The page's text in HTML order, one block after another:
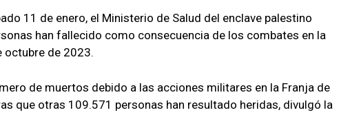
11 de enero, el Ministerio de Salud del enclave palestino
han fallecido como consecuencia de los combates en la
octubre de 2023.
de muertos debido a las acciones militares en la Franja de
que otras 109.571 personas han resultado heridas, divulgó la